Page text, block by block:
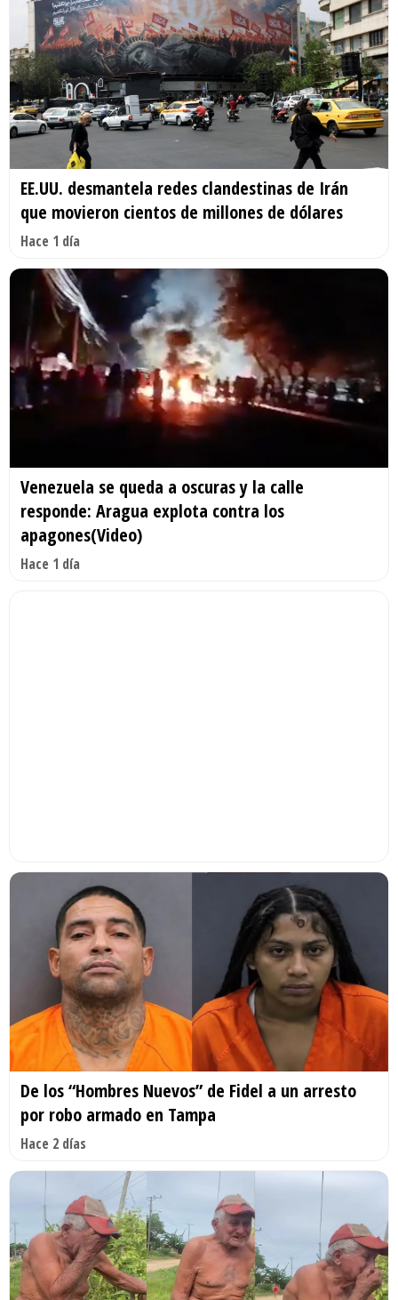
EE.UU. desmantela redes clandestinas de Irán
que movieron cientos de millones de dólares
Hace 1 día
Venezuela se queda a oscuras y la calle
responde: Aragua explota contra los
apagones(Video)
Hace 1 día
De los “Hombres Nuevos” de Fidel a un arresto
por robo armado en Tampa
Hace 2 días